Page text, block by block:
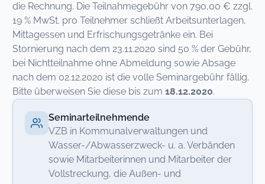
die Rechnung. Die Teilnahmegebühr von 790,00 € zzgl.
19 % MwSt. pro Teilnehmer schließt Arbeitsunterlagen,
Mittagessen und Erfrischungsgetränke ein. Bei
Stornierung nach dem 23.11.2020 sind 50 % der Gebühr,
bei Nichtteilnahme ohne Abmeldung sowie Absage
nach dem 02.12.2020 ist die volle Seminargebühr fällig.
Bitte überweisen Sie diese bis zum 18.12.2020.
Seminarteilnehmende
VZB in Kommunalverwaltungen und
Wasser-/Abwasserzweck- u. a. Verbänden
sowie Mitarbeiterinnen und Mitarbeiter der
Vollstreckung, die Außen- und